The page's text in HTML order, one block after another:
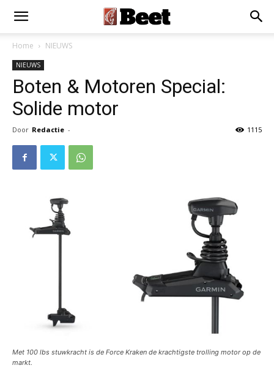
Home NIEUWS
NIEUWS
Boten & Motoren Special:
Solide motor
Door Redactie - 1115
Met 100 lbs stuwkracht is de Force Kraken de krachtigste trolling motor op de
markt.